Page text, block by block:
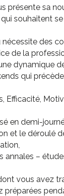
présente sa
souhaitent
des
de la
dynamique
qui
Efficacité,
en demi-
et le déroulé
annales –
vous avez
préparées